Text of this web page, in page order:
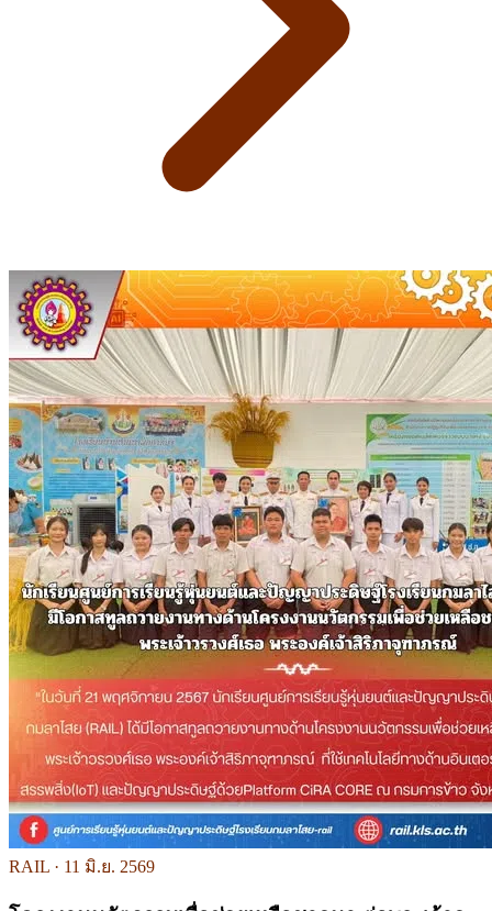
RAIL · 11 มิ.ย. 2569